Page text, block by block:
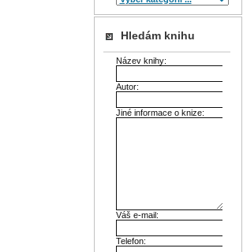
Hledám knihu
Název knihy:
Autor:
Jiné informace o knize:
Váš e-mail:
Telefon: